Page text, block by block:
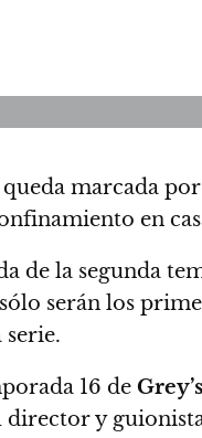
marcada
en
de la segunda
serán los
serie.
16 de
director y